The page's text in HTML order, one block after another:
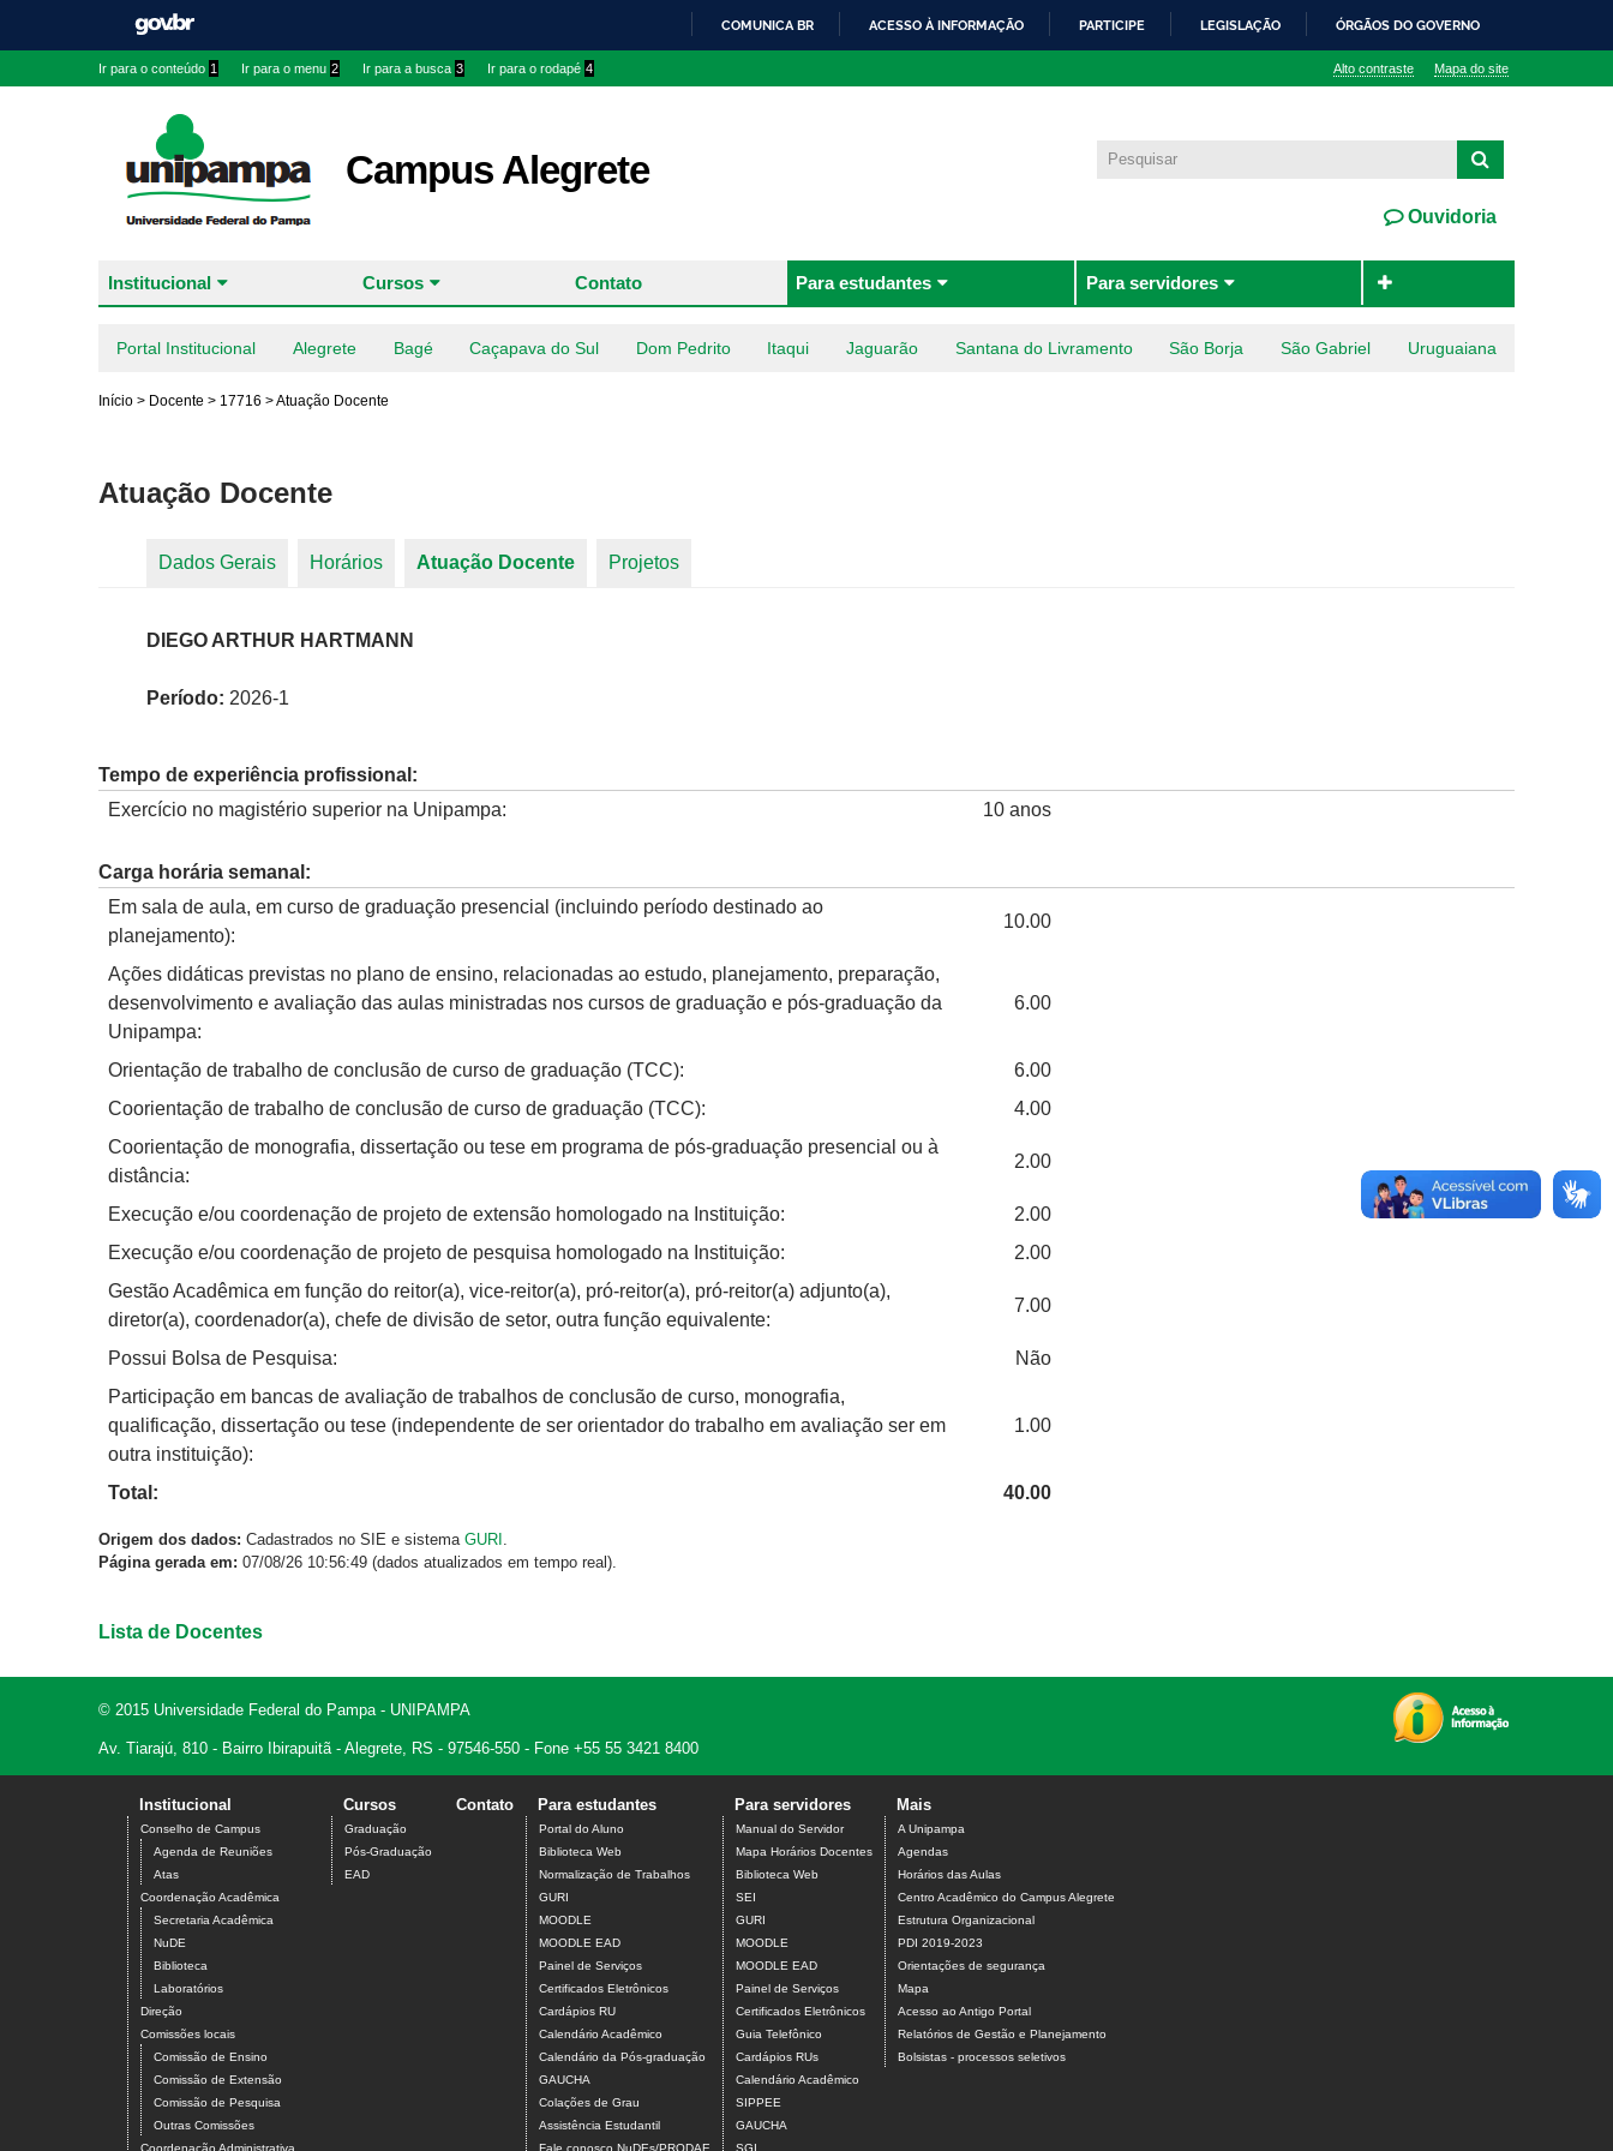
COMUNICA BR ACESSO À INFORMAÇÃO PARTICIPE LEGISLAÇÃO ÓRGÃOS DO GOVERNO
Ir para o conteúdo 1 Ir para o menu 2 Ir para a busca 3 Ir para o rodapé 4 Alto contraste Mapa do site
Campus Alegrete
Ouvidoria
Institucional Cursos Contato Para estudantes Para servidores
Portal Institucional Alegrete Bagé Caçapava do Sul Dom Pedrito Itaqui Jaguarão Santana do Livramento São Borja São Gabriel Uruguaiana
Início > Docente > 17716 >Atuação Docente
Atuação Docente
Dados Gerais Horários Atuação Docente (aba ativa)
Projetos
DIEGO ARTHUR HARTMANN
Período: 2026-1
Tempo de experiência profissional:
Exercício no magistério superior na Unipampa:
10 anos
Carga horária semanal:
Em sala de aula, em curso de graduação presencial (incluindo período destinado ao
planejamento):
10.00
Ações didáticas previstas no plano de ensino, relacionadas ao estudo, planejamento, preparação,
desenvolvimento e avaliação das aulas ministradas nos cursos de graduação e pós-graduação da
Unipampa:
6.00
Orientação de trabalho de conclusão de curso de graduação (TCC):
6.00
Coorientação de trabalho de conclusão de curso de graduação (TCC):
4.00
Coorientação de monografia, dissertação ou tese em programa de pós-graduação presencial ou à
distância:
2.00
Execução e/ou coordenação de projeto de extensão homologado na Instituição:
2.00
Execução e/ou coordenação de projeto de pesquisa homologado na Instituição:
2.00
Gestão Acadêmica em função do reitor(a), vice-reitor(a), pró-reitor(a), pró-reitor(a) adjunto(a),
diretor(a), coordenador(a), chefe de divisão de setor, outra função equivalente:
7.00
Possui Bolsa de Pesquisa:
Não
Participação em bancas de avaliação de trabalhos de conclusão de curso, monografia,
qualificação, dissertação ou tese (independente de ser orientador do trabalho em avaliação ser em
outra instituição):
1.00
Total: 40.00
Origem dos dados: Cadastrados no SIE e sistema GURI
Página gerada em: 07/08/26 10:56:49 (dados atualizados em tempo real).
Lista de Docentes
© 2015 Universidade Federal do Pampa - UNIPAMPA
Av. Tiarajú, 810 - Bairro Ibirapuitã - Alegrete, RS - 97546-550 - Fone +55 55 3421 8400
Institucional
Conselho de Campus
Agenda de Reuniões
Atas
Coordenação Acadêmica
Secretaria Acadêmica
NuDE
Biblioteca
Laboratórios
Direção
Comissões locais
Comissão de Ensino
Comissão de Extensão
Comissão de Pesquisa
Outras Comissões
Coordenação Administrativa
Cursos
Graduação
Pós-Graduação
EAD
Contato Para estudantes
Portal do Aluno
Biblioteca Web
Normalização de Trabalhos
GURI
MOODLE
MOODLE EAD
Painel de Serviços
Certificados Eletrônicos
Cardápios RU
Calendário Acadêmico
Calendário da Pós-graduação
GAUCHA
Colações de Grau
Assistência Estudantil
Fale conosco NuDEs/PRODAE
Para servidores
Manual do Servidor
Mapa Horários Docentes
Biblioteca Web
SEI
GURI
MOODLE
MOODLE EAD
Painel de Serviços
Certificados Eletrônicos
Guia Telefônico
Cardápios RUs
Calendário Acadêmico
SIPPEE
GAUCHA
SGI
Mais
A Unipampa
Agendas
Horários das Aulas
Centro Acadêmico do Campus Alegrete
Estrutura Organizacional
PDI 2019-2023
Orientações de segurança
Mapa
Acesso ao Antigo Portal
Relatórios de Gestão e Planejamento
Bolsistas - processos seletivos